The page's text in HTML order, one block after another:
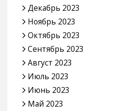
Декабрь 2023
Ноябрь 2023
Октябрь 2023
Сентябрь 2023
Август 2023
Июль 2023
Июнь 2023
Май 2023